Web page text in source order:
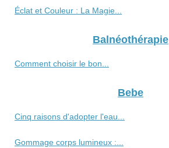
Éclat et Couleur : La Magie...
Balnéothérapie
Comment choisir le bon...
Bebe
Cinq raisons d'adopter l'eau...
Gommage corps lumineux :...